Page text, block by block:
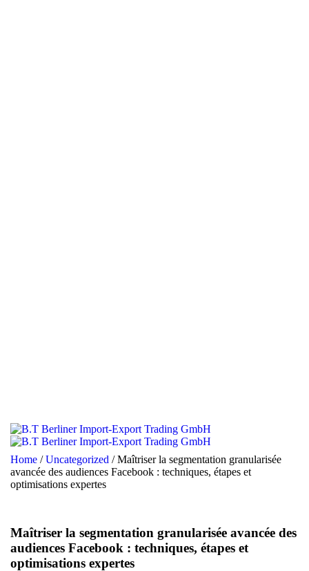
Home / Uncategorized / Maîtriser la segmentation granularisée
avancée des audiences Facebook : techniques, étapes et
optimisations expertes
Maîtriser la segmentation granularisée avancée des
audiences Facebook : techniques, étapes et
optimisations expertes